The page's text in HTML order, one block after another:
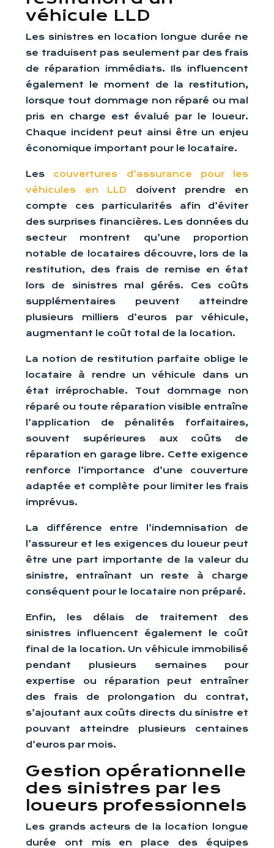
véhicule LLD
Les sinistres en location longue durée ne
se traduisent pas seulement par des frais
de réparation immédiats. Ils influencent
également le moment de la restitution,
lorsque tout dommage non réparé ou mal
pris en charge est évalué par le loueur.
Chaque incident peut ainsi être un enjeu
économique important pour le locataire.
Les couvertures d’assurance pour les
véhicules en LLD doivent prendre en
compte ces particularités afin d’éviter
des surprises financières. Les données du
secteur montrent qu’une proportion
notable de locataires découvre, lors de la
restitution, des frais de remise en état
lors de sinistres mal gérés. Ces coûts
supplémentaires peuvent atteindre
plusieurs milliers d’euros par véhicule,
augmentant le coût total de la location.
La notion de restitution parfaite oblige le
locataire à rendre un véhicule dans un
état irréprochable. Tout dommage non
réparé ou toute réparation visible entraîne
l’application de pénalités forfaitaires,
souvent supérieures aux coûts de
réparation en garage libre. Cette exigence
renforce l’importance d’une couverture
adaptée et complète pour limiter les frais
imprévus.
La différence entre l’indemnisation de
l’assureur et les exigences du loueur peut
être une part importante de la valeur du
sinistre, entraînant un reste à charge
conséquent pour le locataire non préparé.
Enfin, les délais de traitement des
sinistres influencent également le coût
final de la location. Un véhicule immobilisé
pendant plusieurs semaines pour
expertise ou réparation peut entraîner
des frais de prolongation du contrat,
s’ajoutant aux coûts directs du sinistre et
pouvant atteindre plusieurs centaines
d’euros par mois.
Gestion opérationnelle
des sinistres par les
loueurs professionnels
Les grands acteurs de la location longue
durée ont mis en place des équipes